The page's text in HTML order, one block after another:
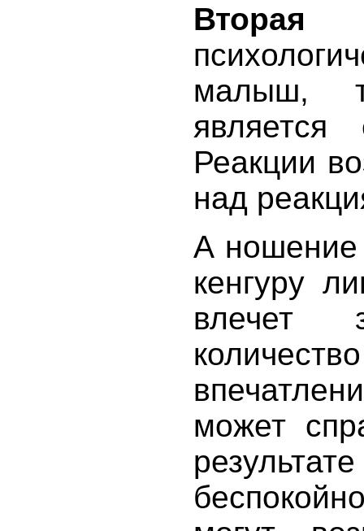
малыш,
является
Реакции
над
А ношение
кенгуру
влечет
может